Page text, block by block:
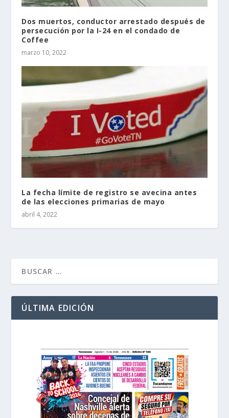
Dos muertos, conductor arrestado después de
persecución por la I-24 en el condado de
Coffee
marzo 10, 2022
La fecha límite de registro se avecina antes
de las elecciones primarias de mayo
abril 4, 2022
ÚLTIMA EDICIÓN